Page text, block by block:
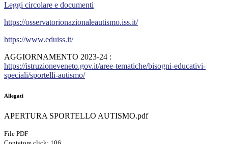
Leggi circolare e documenti
https://osservatorionazionaleautismo.iss.it/
https://www.eduiss.it/
AGGIORNAMENTO 2023-24 :
https://istruzioneveneto.gov.it/aree-tematiche/bisogni-educativi-
speciali/sportelli-autismo/
Allegati
APERTURA SPORTELLO AUTISMO.pdf
File PDF